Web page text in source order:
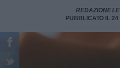
REDAZIONE
PUBBLICATO IL